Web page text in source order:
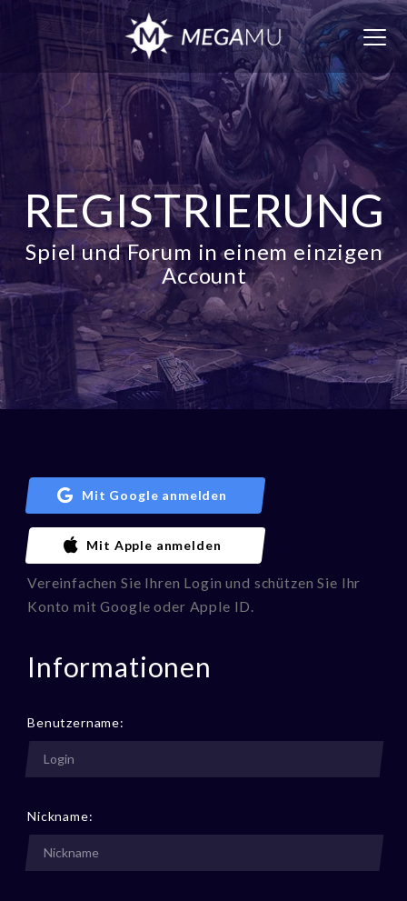
REGISTRIERUNG
Spiel und Forum in einem einzigen
Account
Mit Google anmelden
Mit Apple anmelden
Vereinfachen Sie Ihren Login und schützen Sie Ihr
Konto mit Google oder Apple ID.
Informationen
Benutzername:
Nickname: